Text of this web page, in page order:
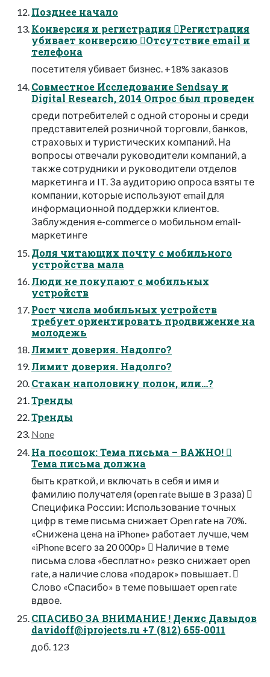
Позднее начало
Конверсия и регистрация Регистрация
убивает конверсию Отсутствие email и
телефона
посетителя убивает бизнес. +18% заказов
Совместное Исследование Sendsay и
Digital Research, 2014 Опрос был проведен
среди потребителей с одной стороны и среди
представителей розничной торговли, банков,
страховых и туристических компаний. На
вопросы отвечали руководители компаний, а
также сотрудники и руководители отделов
маркетинга и IT. За аудиторию опроса взяты те
компании, которые используют email для
информационной поддержки клиентов.
Заблуждения e-commerce о мобильном email-
маркетинге
Доля читающих почту с мобильного
устройства мала
Люди не покупают с мобильных
устройств
Рост числа мобильных устройств
требует ориентировать продвижение на
молодежь
Лимит доверия. Надолго?
Лимит доверия. Надолго?
Стакан наполовину полон, или…?
Тренды
Тренды
None
На посошок: Тема письма – ВАЖНО! 
Тема письма должна
быть краткой, и включать в себя и имя и
фамилию получателя (open rate выше в 3 раза) 
Специфика России: Использование точных
цифр в теме письма снижает Open rate на 70%.
«Снижена цена на iPhone» работает лучше, чем
«iPhone всего за 20 000р»  Наличие в теме
письма слова «бесплатно» резко снижает open
rate, а наличие слова «подарок» повышает. 
Слово «Спасибо» в теме повышает open rate
вдвое.
СПАСИБО ЗА ВНИМАНИЕ ! Денис Давыдов
davidoff@iprojects.ru +7 (812) 655-0011
доб. 123